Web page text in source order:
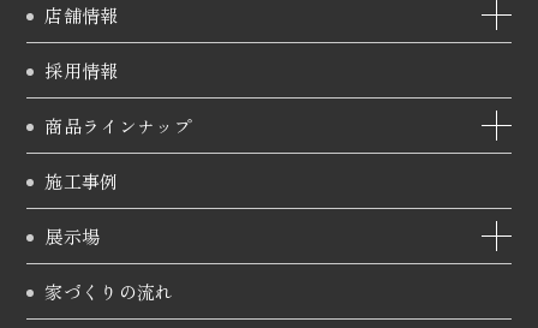
店舗情報
採用情報
商品ラインナップ
施工事例
展示場
家づくりの流れ